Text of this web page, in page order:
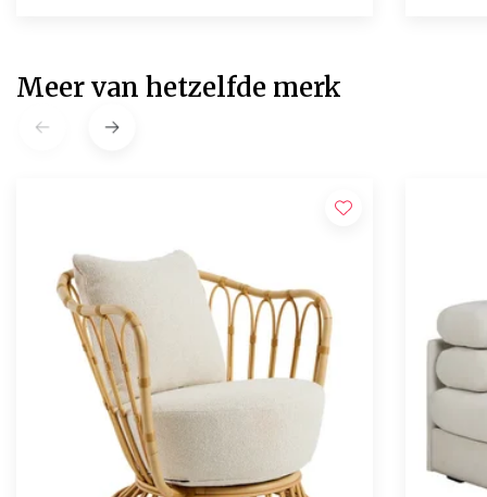
Meer van hetzelfde merk